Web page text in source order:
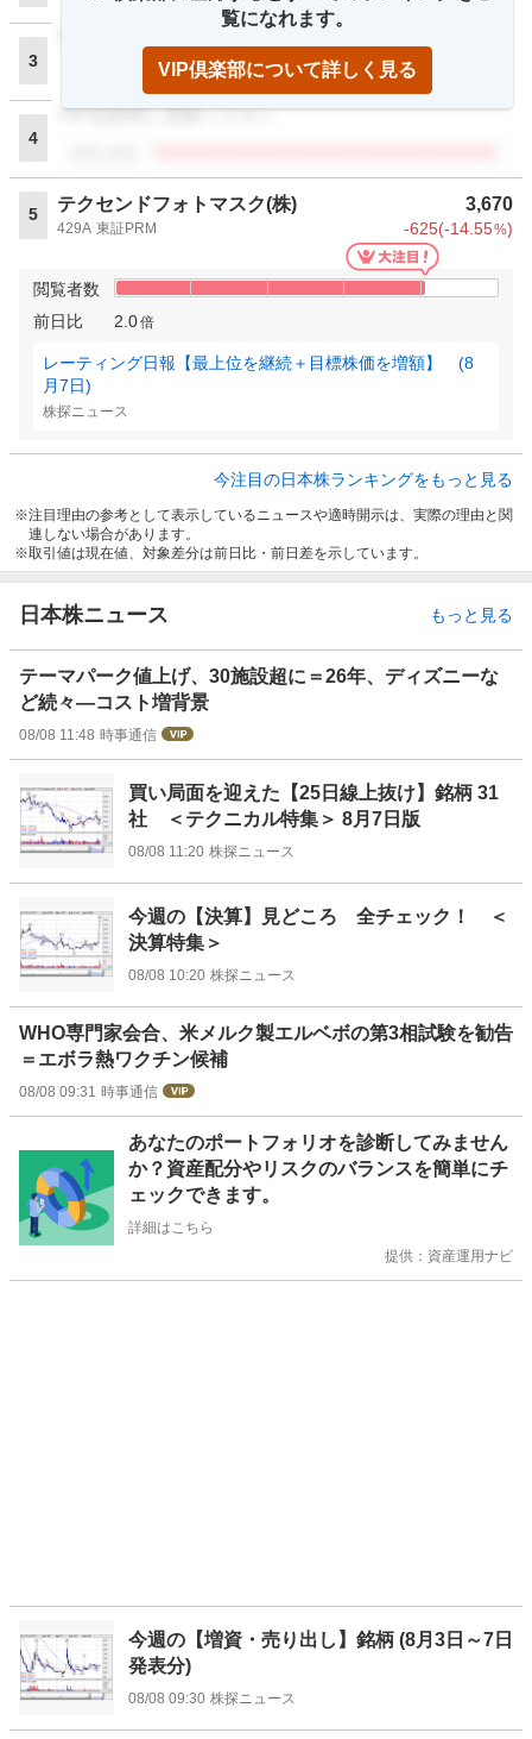
3
4
VIP倶楽部に登録ください
5
テクセンドフォトマスク(株) 3,670
429A 東証PRM -625(-14.55%)
閲覧者数
前日比
2.0倍
レーティング日報【最上位を継続＋目標株価を増額】 (8
月7日)
株探ニュース
覧になれます。
VIP倶楽部について詳しく見る
今注目の日本株ランキングをもっと見る
注目理由の参考として表示しているニュースや適時開示は、実際の理由と関
連しない場合があります。
取引値は現在値、対象差分は前日比・前日差を示しています。
日本株ニュース もっと見る
テーマパーク値上げ、30施設超に＝26年、ディズニーな
ど続々―コスト増背景
08/08 11:48 時事通信
買い局面を迎えた【25日線上抜け】銘柄 31
社 ＜テクニカル特集＞ 8月7日版
08/08 11:20 株探ニュース
今週の【決算】見どころ 全チェック！ ＜
決算特集＞
08/08 10:20 株探ニュース
WHO専門家会合、米メルク製エルベボの第3相試験を勧告
＝エボラ熱ワクチン候補
08/08 09:31 時事通信
あなたのポートフォリオを診断してみません
か？資産配分やリスクのバランスを簡単にチ
ェックできます。
詳細はこちら
提供：資産運用ナビ
今週の【増資・売り出し】銘柄 (8月3日～7日
発表分)
08/08 09:30 株探ニュース